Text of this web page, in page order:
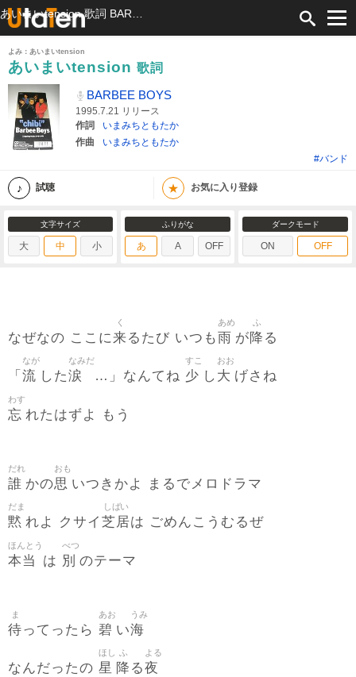
よみ：あいまいtension
あいまいtension 歌詞
BARBEE BOYS
1995.7.21 リリース
作詞
いまみちともたか
作曲
いまみちともたか
#バンド
試聴 ★ お気に入り登録
文字サイズ
大 中 小
ふりがな
あ A OFF
ダークモード
ON OFF
なぜなの ここに来
く
るたび いつも雨
あめ
が降
ふ
る
「 流
なが
した涙
なみだ
…」なんてね 少
すこ
し 大
おお
げさね
忘
わす
れたはずよ もう
誰
だれ
かの思
おも
いつきかよ まるでメロドラマ
黙
だま
れよ クサイ 芝居
しばい
は ごめんこうむるぜ
本当
ほんとう
は 別
べつ
のテーマ
待
ま
ってったら 碧
あお
い海
うみ
なんだったの 星
ほし
降
ふ
る夜
よる